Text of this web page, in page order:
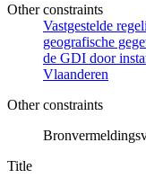
Other constraints
Vastgestelde
geografische
de GDI door
Vlaanderen
Other constraints
Title